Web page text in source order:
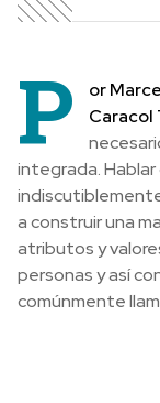
P
or
Caracol
integrada.
a construir una
atributos y
personas y así
comúnmente